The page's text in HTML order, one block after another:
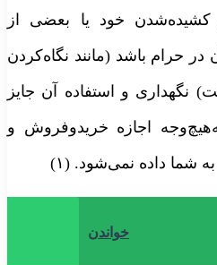
خود یا بعضی از
حرام باشد (مانند نگاه‌کردن
نگهداری و استفاده آن جایز
اجازه خریدوفروش و
شما داده نمی‌شود. (۱)
خواندن